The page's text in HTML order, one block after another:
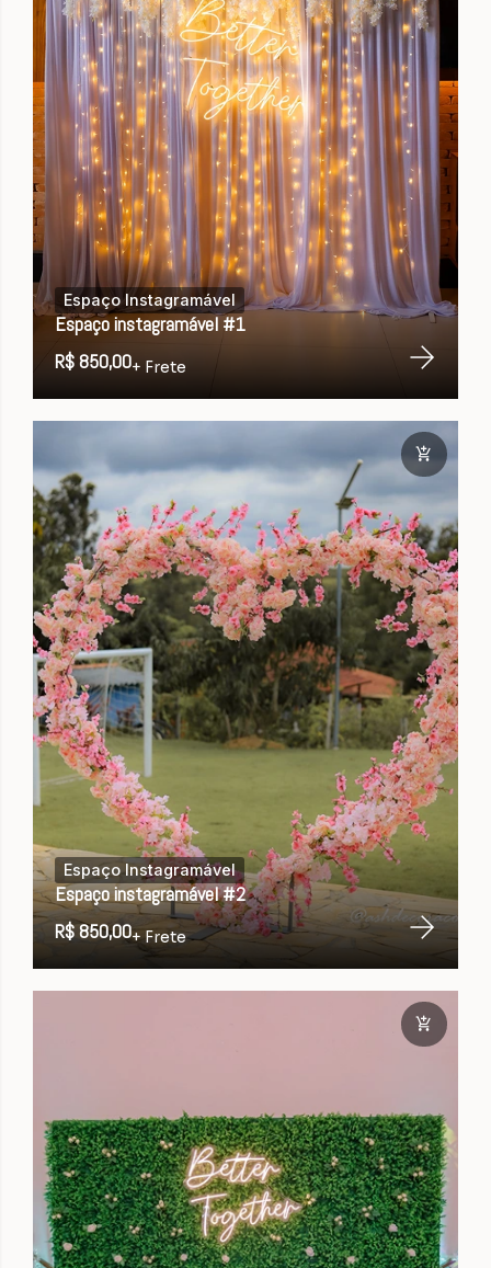
Espaço Instagramável
Espaço instagramável #1
R$ 850,00+ Frete
Espaço Instagramável
Espaço instagramável #2
R$ 850,00+ Frete